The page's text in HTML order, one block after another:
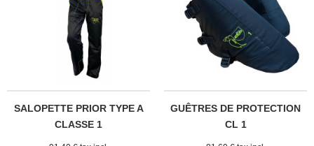
SALOPETTE PRIOR TYPE A
CLASSE 1
GUÊTRES DE PROTECTION
CL 1